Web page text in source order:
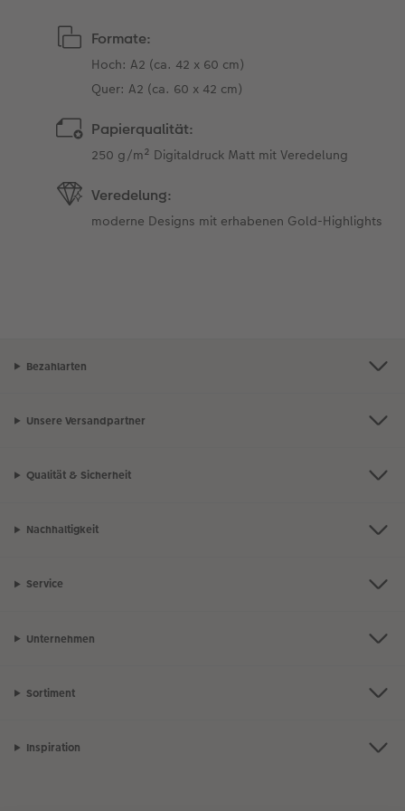
Formate:
Hoch: A2 (ca. 42 x 60 cm)
Quer: A2 (ca. 60 x 42 cm)
Papierqualität:
250 g/m² Digitaldruck Matt mit Veredelung
Veredelung:
moderne Designs mit erhabenen Gold-Highlights
Bezahlarten
Unsere Versandpartner
Qualität & Sicherheit
Nachhaltigkeit
Service
Unternehmen
Sortiment
Inspiration